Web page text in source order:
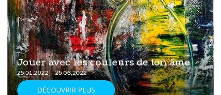
Jouer avec les couleurs de ton âme
25.01.2022 - 25.06.2022
DÉCOUVRIR PLUS